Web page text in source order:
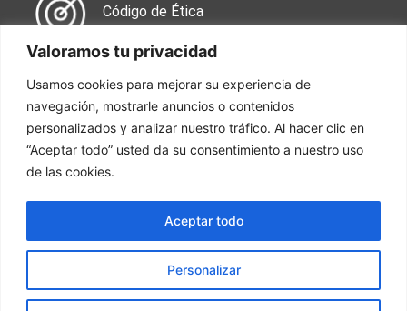
Valoramos tu privacidad
Usamos cookies para mejorar su experiencia de
navegación, mostrarle anuncios o contenidos
personalizados y analizar nuestro tráfico. Al hacer clic en
“Aceptar todo” usted da su consentimiento a nuestro uso
de las cookies.
Personalizar
Aceptar todo
Código de Ética
Calle 99 No. 49-38
Oficina 502
Tel: 601 744 7050
Trabaja con nosotros